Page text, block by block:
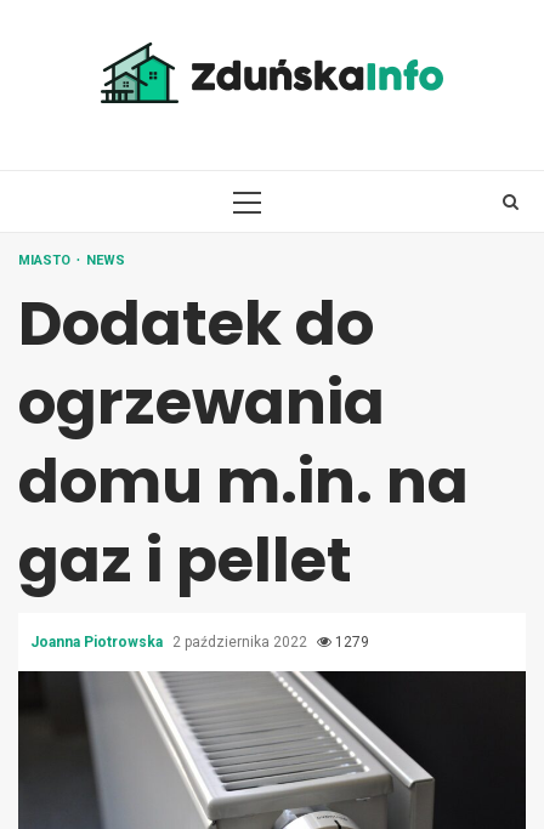
PRIMARY
MIASTO NEWS
Dodatek do
ogrzewania
domu m.in. na
gaz i pellet
Joanna Piotrowska 2 października 2022 1279